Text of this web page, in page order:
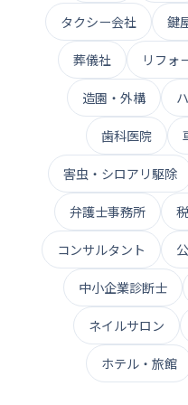
タクシー会社 鍵
葬儀社 リフォ
造園・外構
歯科医院
害虫・シロアリ駆除
弁護士事務所
コンサルタント
中小企業診断士
ネイルサロン
ホテル・旅館